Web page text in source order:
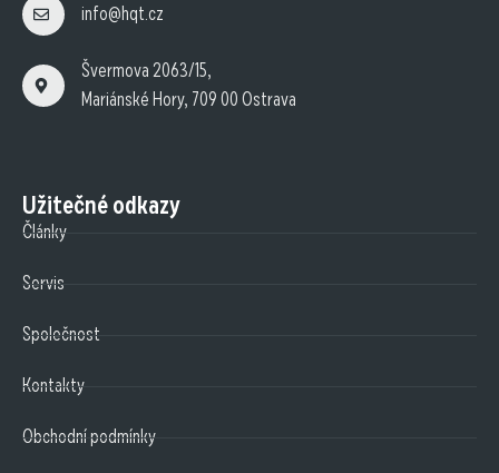
info@hqt.cz
Švermova 2063/15,
Mariánské Hory, 709 00 Ostrava
Užitečné odkazy
Články
Servis
Společnost
Kontakty
Obchodní podmínky